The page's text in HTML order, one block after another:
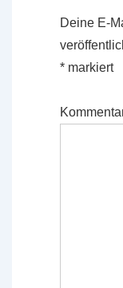
Deine E-
* markiert